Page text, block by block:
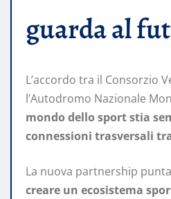
guarda al
L’accordo tra il Consorzio
l’Autodromo Nazionale
mondo dello sport stia
connessioni trasversali
La nuova partnership
creare un ecosistema